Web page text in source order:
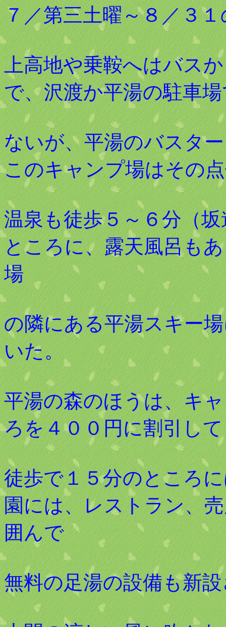
７／第三土曜～８／３
上高地や乗鞍へはバス
で、沢渡か平湯の駐車
ないが、平湯のバスタ
このキャンプ場はその
温泉も徒歩５～６分（
ところに、露天風呂も
場
の隣にある平湯スキー
いた。
平湯の森のほうは、キ
ろを４００円に割引し
徒歩で１５分のところ
園には、レストラン、
囲んで
無料の足湯の設備も新